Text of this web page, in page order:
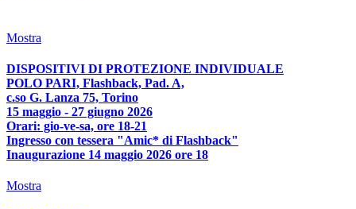
Mostra
DISPOSITIVI DI PROTEZIONE INDIVIDUALE
POLO PARI, Flashback, Pad. A,
c.so G. Lanza 75, Torino
15 maggio - 27 giugno 2026
Orari: gio-ve-sa, ore 18-21
Ingresso con tessera "Amic* di Flashback"
Inaugurazione 14 maggio 2026 ore 18
Mostra